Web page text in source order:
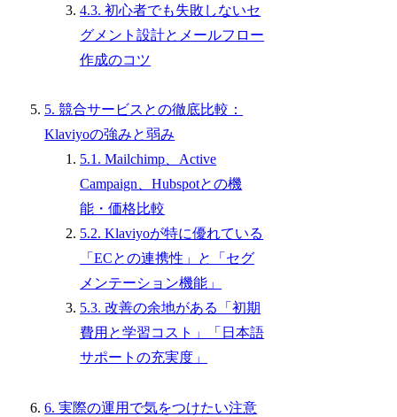
4.3. 初心者でも失敗しないセ
グメント設計とメールフロー
作成のコツ
5. 競合サービスとの徹底比較：
Klaviyoの強みと弱み
5.1. Mailchimp、Active
Campaign、Hubspotとの機
能・価格比較
5.2. Klaviyoが特に優れている
「ECとの連携性」と「セグ
メンテーション機能」
5.3. 改善の余地がある「初期
費用と学習コスト」「日本語
サポートの充実度」
6. 実際の運用で気をつけたい注意